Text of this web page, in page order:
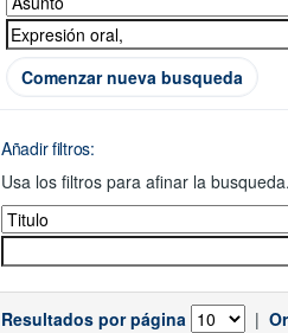
Comenzar nueva busqueda
Añadir filtros:
Usa los filtros para afinar la busqueda.
Resultados por página |